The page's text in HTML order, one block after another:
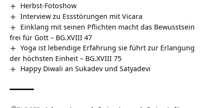
Herbst-Fotoshow
Interview zu Essstörungen mit Vicara
Einklang mit seinen Pflichten macht das Bewusstsein
frei für Gott – BG.XVIII 47
Yoga ist lebendige Erfahrung sie führt zur Erlangung
der höchsten Einheit – BG.XVIII 75
Happy Diwali an Sukadev und Satyadevi